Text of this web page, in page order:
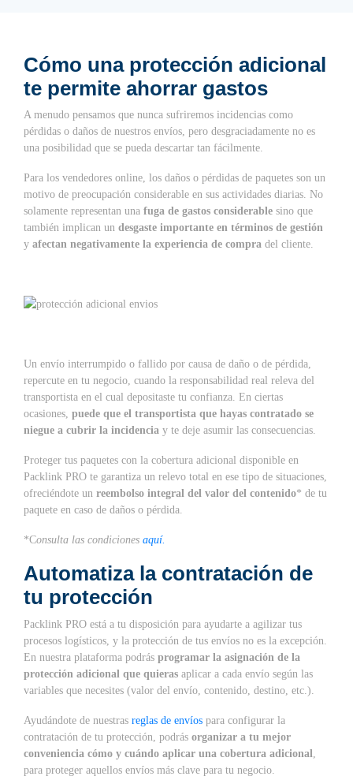
Cómo una protección adicional
te permite ahorrar gastos
A menudo pensamos que nunca sufriremos incidencias como
pérdidas o daños de nuestros envíos, pero desgraciadamente no es
una posibilidad que se pueda descartar tan fácilmente.
Para los vendedores online, los daños o pérdidas de paquetes son un
motivo de preocupación considerable en sus actividades diarias. No
solamente representan una fuga de gastos considerable sino que
también implican un desgaste importante en términos de gestión
y afectan negativamente la experiencia de compra del cliente.
Un envío interrumpido o fallido por causa de daño o de pérdida,
repercute en tu negocio, cuando la responsabilidad real releva del
transportista en el cual depositaste tu confianza. En ciertas
ocasiones, puede que el transportista que hayas contratado se
niegue a cubrir la incidencia y te deje asumir las consecuencias.
Proteger tus paquetes con la cobertura adicional disponible en
Packlink PRO te garantiza un relevo total en ese tipo de situaciones,
ofreciéndote un reembolso integral del valor del contenido* de tu
paquete en caso de daños o pérdida.
*Consulta las condiciones aquí.
Automatiza la contratación de
tu protección
Packlink PRO está a tu disposición para ayudarte a agilizar tus
procesos logísticos, y la protección de tus envíos no es la excepción.
En nuestra plataforma podrás programar la asignación de la
protección adicional que quieras aplicar a cada envío según las
variables que necesites (valor del envío, contenido, destino, etc.).
Ayudándote de nuestras reglas de envíos para configurar la
contratación de tu protección, podrás organizar a tu mejor
conveniencia cómo y cuándo aplicar una cobertura adicional
para proteger aquellos envíos más clave para tu negocio.